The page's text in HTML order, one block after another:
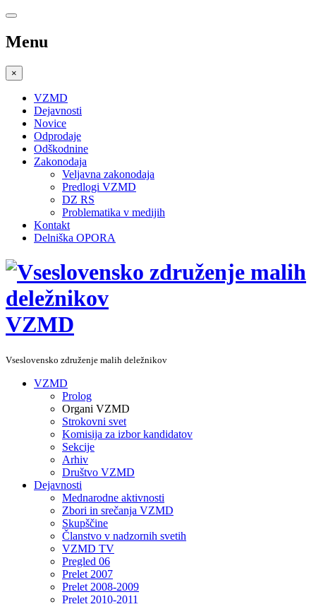
Menu
×
VZMD
Dejavnosti
Novice
Odprodaje
Odškodnine
Zakonodaja
Veljavna zakonodaja
Predlogi VZMD
DZ RS
Problematika v medijih
Kontakt
Delniška OPORA
VZMD
Vseslovensko združenje malih deležnikov
VZMD
Prolog
Organi VZMD
Strokovni svet
Komisija za izbor kandidatov
Sekcije
Arhiv
Društvo VZMD
Dejavnosti
Mednarodne aktivnosti
Zbori in srečanja VZMD
Skupščine
Članstvo v nadzornih svetih
VZMD TV
Pregled 06
Prelet 2007
Prelet 2008-2009
Prelet 2010-2011